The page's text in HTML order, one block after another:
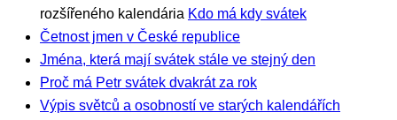
rozšířeného kalendária Kdo má kdy svátek
Četnost jmen v České republice
Jména, která mají svátek stále ve stejný den
Proč má Petr svátek dvakrát za rok
Výpis světců a osobností ve starých kalendářích